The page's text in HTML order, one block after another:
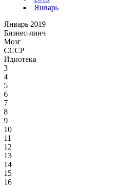
Январь
Январь 2019
Бизнес-линч
Мозг
СССР
Идиотека
3
4
5
6
7
8
9
10
11
12
13
14
15
16